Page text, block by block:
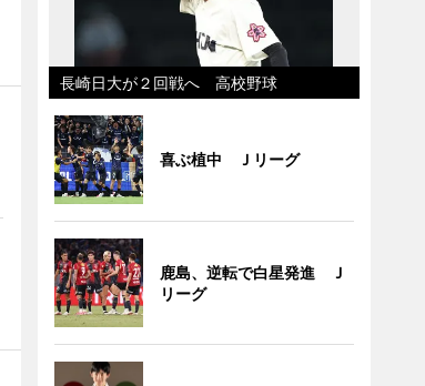
長崎日大が２回戦へ 高校野球
喜ぶ植中 Ｊリーグ
鹿島、逆転で白星発進 Ｊ
リーグ